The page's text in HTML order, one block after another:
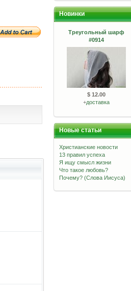
Новинки
Треугольный шарф
#0914
$ 12.00
+доставка
Новые статьи
Христианские новости
13 правил успеха
Я ищу смысл жизни
Что такое любовь?
Почему? (Слова Иисуса)